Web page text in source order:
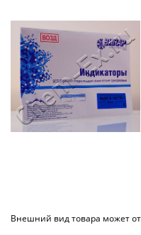
Внешний вид товара может